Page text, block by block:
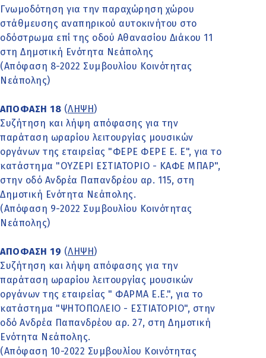
Γνωμοδότηση για την παραχώρηση χώρου
στάθμευσης αναπηρικού αυτοκινήτου στο
οδόστρωμα επί της οδού Αθανασίου Διάκου 11
στη Δημοτική Ενότητα Νεάπολης
(Απόφαση 8-2022 Συμβουλίου Κοινότητας
Νεάπολης)
ΑΠΟΦΑΣΗ 18 (ΛΗΨΗ )
Συζήτηση και λήψη απόφασης για την
παράταση ωραρίου λειτουργίας μουσικών
οργάνων της εταιρείας "ΦΕΡΕ ΦΕΡΕ Ε. Ε", για το
κατάστημα "ΟΥΖΕΡΙ ΕΣΤΙΑΤΟΡΙΟ - ΚΑΦΕ ΜΠΑΡ",
στην οδό Ανδρέα Παπανδρέου αρ. 115, στη
Δημοτική Ενότητα Νεάπολης.
(Απόφαση 9-2022 Συμβουλίου Κοινότητας
Νεάπολης)
ΑΠΟΦΑΣΗ 19 (ΛΗΨΗ )
Συζήτηση και λήψη απόφασης για την
παράταση ωραρίου λειτουργίας μουσικών
οργάνων της εταιρείας " ΦΑΡΜΑ Ε.Ε.", για το
κατάστημα "ΨΗΤΟΠΩΛΕΙΟ - ΕΣΤΙΑΤΟΡΙΟ", στην
οδό Ανδρέα Παπανδρέου αρ. 27, στη Δημοτική
Ενότητα Νεάπολης.
(Απόφαση 10-2022 Συμβουλίου Κοινότητας